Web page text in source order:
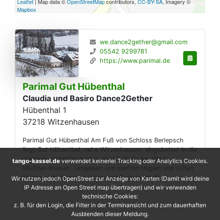
Mapbox
Parimal Gut Hübenthal
Claudia und Basiro Dance2Gether
Hübenthal 1
37218 Witzenhausen
Parimal Gut Hübenthal Am Fuß von Schloss Berlepsch
liegt Gut Hübenthal, nahe Witzenhausen, eingebettet in die
magisch-romantische Hügellandschaft des Werra-
Wäldern lebt hier eine lebendige Gemeinschaft ...
we.dance2gether@gmail.com
05542 9299781
https://www.parimal.de
tango-kassel.de verwendet keinerlei Tracking oder Analytics Cookies.
Wir nutzen jedoch OpenStreet zur Anzeige von Karten (Damit wird deine
IP Adresse an Open Street map übertragen) und wir verwenden
technische Cookies:
z. B. für den Login, die Filter in der Terminansicht und zum dauerhaften
Ausblenden dieser Meldung.